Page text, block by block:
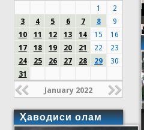
1
2
3
4 5 6 7 8
9
10
11 12 13 14 15
16
17
18 19 20 21 22
23
24
25 26 27 28 29
30
31
January 2022
Ҳаводиси олам